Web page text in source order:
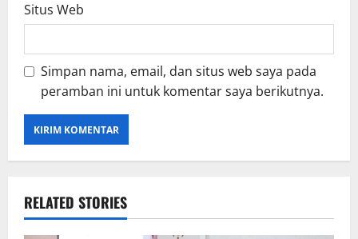
Situs Web
Simpan nama, email, dan situs web saya pada
peramban ini untuk komentar saya berikutnya.
RELATED STORIES